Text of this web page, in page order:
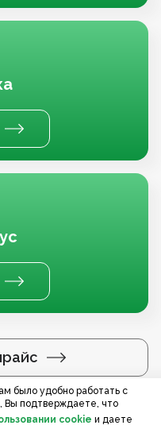
было удобно работать с
Вы подтверждаете, что
cookie и даете